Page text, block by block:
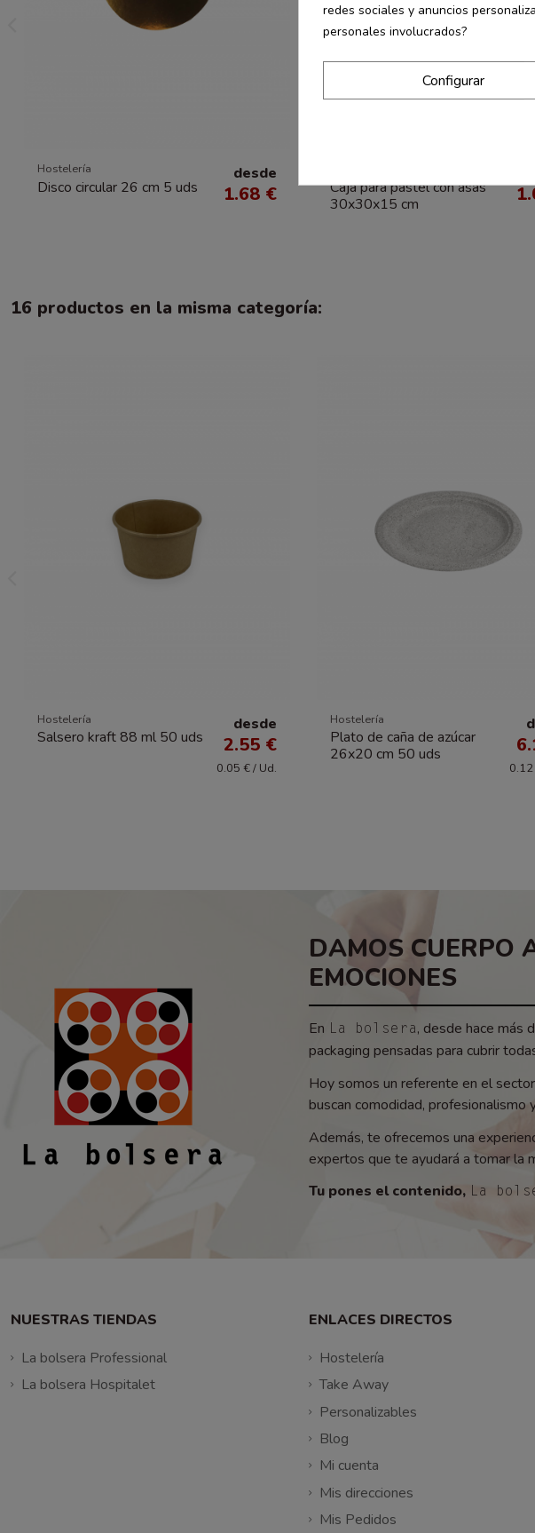
Hostelería
Disco circular 26 cm 5 uds
desde
1.68 €
Caja para pastel con asas
30x30x15 cm
16 productos en la misma categoría:
Hostelería
Salsero kraft 88 ml 50 uds
desde
2.55 €
0.05 € / Ud.
Hostelería
Plato de caña de azúcar
26x20 cm 50 uds
DAMOS CUERPO
EMOCIONES
En La bolsera, desde hace más
packaging pensadas para cubrir
Hoy somos un referente en el
buscan comodidad, profesionalismo
Además, te ofrecemos una
expertos que te ayudará a tomar la
Tu pones el contenido, La
NUESTRAS TIENDAS
La bolsera Professional
La bolsera Hospitalet
ENLACES DIRECTOS
Hostelería
Take Away
Personalizables
Blog
Mi cuenta
Mis direcciones
Mis Pedidos
redes sociales y anuncios
personales involucrados?
Configurar